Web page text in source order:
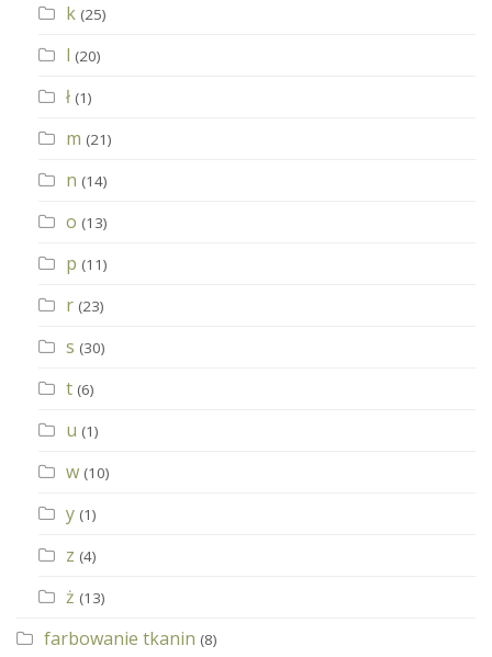
k (25)
l (20)
ł (1)
m (21)
n (14)
o (13)
p (11)
r (23)
s (30)
t (6)
u (1)
w (10)
y (1)
z (4)
ż (13)
farbowanie tkanin (8)